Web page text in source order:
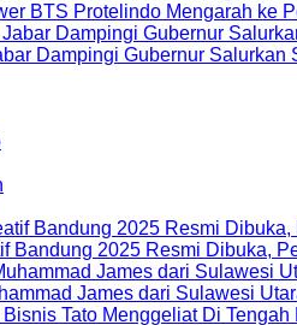
BTS Protelindo Mengarah ke
Dampingi Gubernur
Bandung 2025 Resmi Dibuka,
James dari Sulawesi